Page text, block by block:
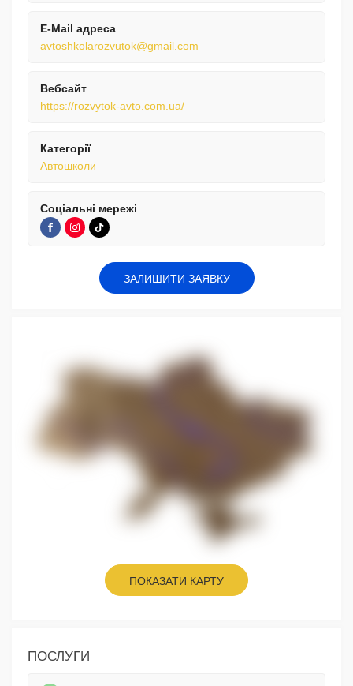
E-Mail адреса
avtoshkolarozvutok@gmail.com
Вебсайт
https://rozvytok-avto.com.ua/
Категорії
Автошколи
Соціальні мережі
ЗАЛИШИТИ ЗАЯВКУ
ПОКАЗАТИ КАРТУ
ПОСЛУГИ